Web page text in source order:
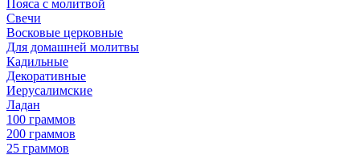
Пояса с молитвой
Свечи
Восковые церковные
Для домашней молитвы
Кадильные
Декоративные
Иерусалимские
Ладан
100 граммов
200 граммов
25 граммов